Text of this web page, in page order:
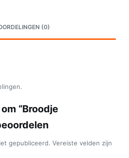
(0)
“Broodje
gepubliceerd. Vereiste velden zijn